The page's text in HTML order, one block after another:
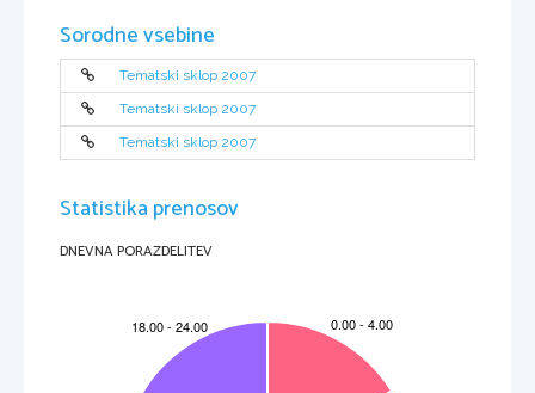
Sorodne vsebine
Tematski sklop 2007
Tematski sklop 2007
Tematski sklop 2007
Statistika prenosov
DNEVNA PORAZDELITEV